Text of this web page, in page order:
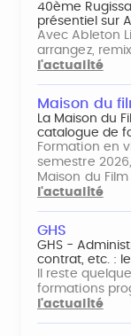
40ème
présentiel sur
Avec Ableton
arrangez,
l'actualité
Maison du
La Maison du
catalogue de
Formation en
semestre
Maison du
l'actualité
GHS
GHS -
contrat, etc. :
Il reste
formations
l'actualité